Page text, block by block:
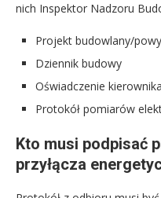
nich Inspektor Nadzoru
Projekt budowlany/
Dziennik budowy
Oświadczenie
Protokół pomiarów
Kto musi podpisać
przyłącza